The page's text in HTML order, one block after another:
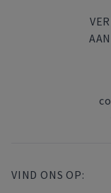
VIND ONS OP: